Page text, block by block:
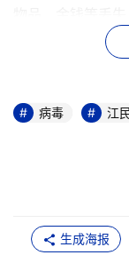
英文名称：
病毒长度：
危险级别：
影响平台：
虫"蠕虫家族的
C++"编写，并且
病毒 江
生成海报